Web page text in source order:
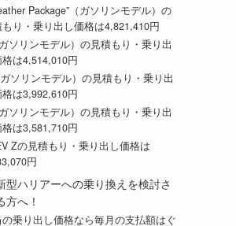
Package”（ガソリンモデル）の
もり・乗り出し価格は4,821,410円
ソリンモデル）の見積もり・乗り出
格は4,514,010円
ソリンモデル）の見積もり・乗り出
格は3,992,610円
ソリンモデル）の見積もり・乗り出
格は3,581,710円
Zの見積もり・乗り出し価格は
円
型ハリアーへの乗り換えを検討さ
方へ！
乗り出し価格なら毎月の支払額はぐ